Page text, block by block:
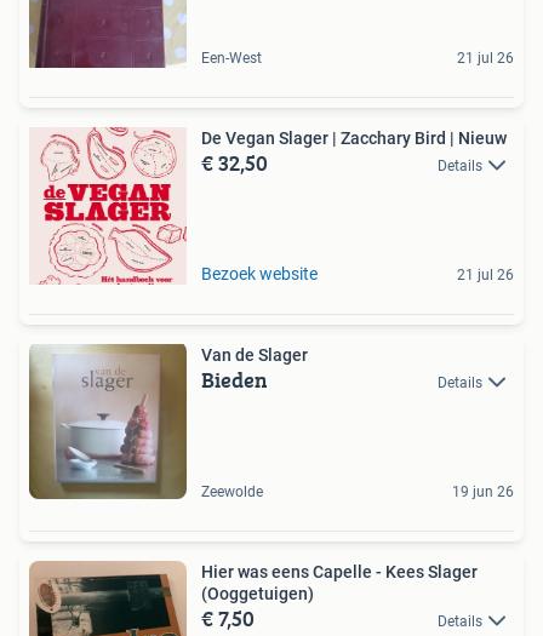
Een-West 21 jul 26
De Vegan Slager | Zacchary Bird | Nieuw
€ 32,50 Details
Bezoek website 21 jul 26
Van de Slager
Bieden Details
Zeewolde 19 jun 26
Hier was eens Capelle - Kees Slager
(Ooggetuigen)
€ 7,50 Details